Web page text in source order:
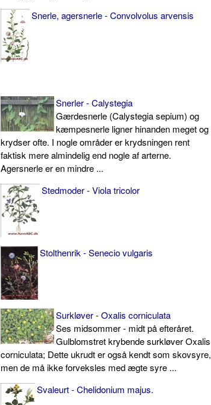
Snerle, agersnerle - Convolvolus arvensis
Snerler - Calystegia
Gærdesnerle (Calystegia sepium) og
kæmpesnerle ligner hinanden meget og
krydser ofte. I nogle områder er krydsningen rent
faktisk mere almindelig end nogle af arterne.
Agersnerle er en mindre ...
Stedmoder - Viola tricolor
Stolthenrik - Senecio vulgaris
Surkløver - Oxalis corniculata
Ses midsommer - midt på efteråret.
Gulblomstret krybende surkløver Oxalis
corniculata; Dette ukrudt er også kendt som skovsyre,
men de må ikke forveksles med ægte syre ...
Svaleurt - Chelidonium majus.